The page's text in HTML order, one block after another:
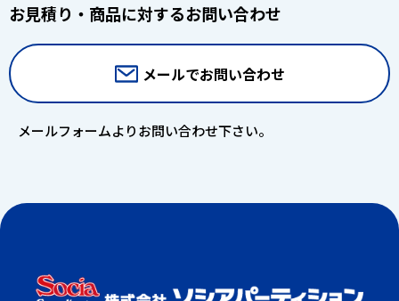
お見積り・商品に対するお問い合わせ
メールでお問い合わせ
メールフォームよりお問い合わせ下さい。